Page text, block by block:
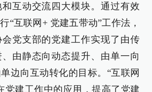
互动交流四大模块。通过有效
“互联网+ 党建五带动”工作法，
党支部的党建工作实现了由传
由静态向动态提升、由单一向
边向互动转化的目标。“互联网
党建工作中的应用，提高了党建